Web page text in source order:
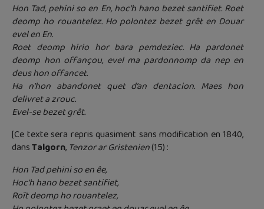
Hon Tad, pehini so en En, hoc’h hano bezet santifiet. Roet
deomp ho rouantelez. Ho polontez bezet grêt en Douar
evel en En.
Roet deomp hirio hor bara pemdeziec. Ha pardonet
deomp hon offançou, evel ma pardonnomp da nep en
deus hon offancet.
Ha n’hon abandonet quet d’an dentacion. Maes hon
delivret a zrouc.
Evel-se bezet grêt.
[Ce texte sera repris quasiment sans modification en 1840,
dansTalgorn, Tenzor ar Gristenien(15) :
Hon Tad pehini so en êe,
Hoc’h hano bezet santifiet,
Roït deomp ho rouantelez,